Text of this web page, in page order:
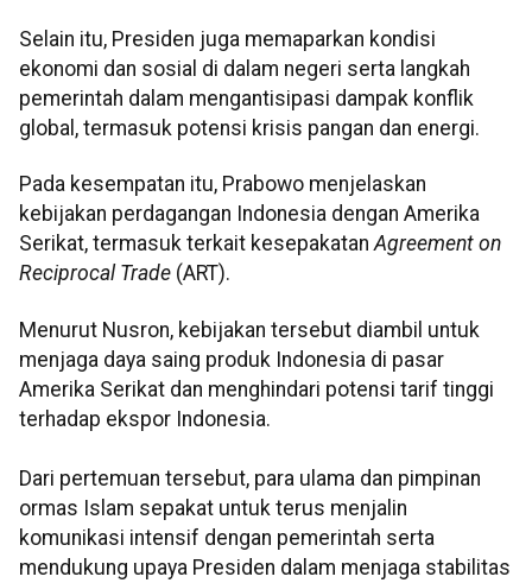
Selain itu, Presiden juga memaparkan kondisi
ekonomi dan sosial di dalam negeri serta langkah
pemerintah dalam mengantisipasi dampak konflik
global, termasuk potensi krisis pangan dan energi.
Pada kesempatan itu, Prabowo menjelaskan
kebijakan perdagangan Indonesia dengan Amerika
Serikat, termasuk terkait kesepakatanAgreement on
Reciprocal Trade (ART).
Menurut Nusron, kebijakan tersebut diambil untuk
menjaga daya saing produk Indonesia di pasar
Amerika Serikat dan menghindari potensi tarif tinggi
terhadap ekspor Indonesia.
Dari pertemuan tersebut, para ulama dan pimpinan
ormas Islam sepakat untuk terus menjalin
komunikasi intensif dengan pemerintah serta
mendukung upaya Presiden dalam menjaga stabilitas